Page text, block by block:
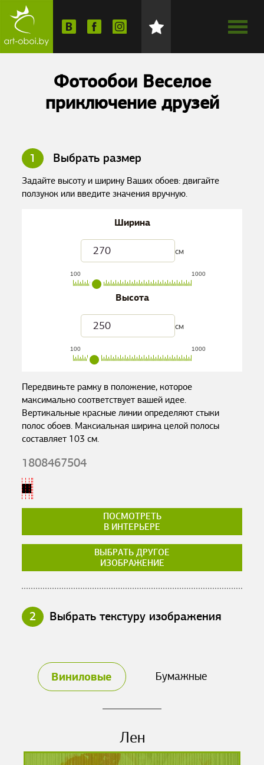
Фотообои Веселое
приключение друзей
1 Выбрать размер
Задайте высоту и ширину Ваших обоев: двигайте
ползунок или введите значения вручную.
Ширина
см
100 1000
Высота
см
100 1000
Передвиньте рамку в положение, которое
максимально соответствует вашей идее.
Вертикальные красные линии определяют стыки
полос обоев. Максиальная ширина целой полосы
составляет 103 см.
1808467504
ПОСМОТРЕТЬ
В ИНТЕРЬЕРЕ
ВЫБРАТЬ ДРУГОЕ
ИЗОБРАЖЕНИЕ
2 Выбрать текстуру изображения
Виниловые Бумажные
Лен